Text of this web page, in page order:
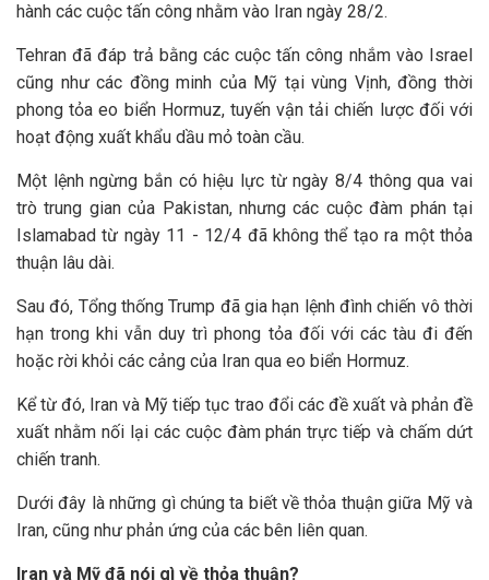
hành các cuộc tấn công nhằm vào Iran ngày 28/2.
Tehran đã đáp trả bằng các cuộc tấn công nhắm vào Israel
cũng như các đồng minh của Mỹ tại vùng Vịnh, đồng thời
phong tỏa eo biển Hormuz, tuyến vận tải chiến lược đối với
hoạt động xuất khẩu dầu mỏ toàn cầu.
Một lệnh ngừng bắn có hiệu lực từ ngày 8/4 thông qua vai
trò trung gian của Pakistan, nhưng các cuộc đàm phán tại
Islamabad từ ngày 11 - 12/4 đã không thể tạo ra một thỏa
thuận lâu dài.
Sau đó, Tổng thống Trump đã gia hạn lệnh đình chiến vô thời
hạn trong khi vẫn duy trì phong tỏa đối với các tàu đi đến
hoặc rời khỏi các cảng của Iran qua eo biển Hormuz.
Kể từ đó, Iran và Mỹ tiếp tục trao đổi các đề xuất và phản đề
xuất nhằm nối lại các cuộc đàm phán trực tiếp và chấm dứt
chiến tranh.
Dưới đây là những gì chúng ta biết về thỏa thuận giữa Mỹ và
Iran, cũng như phản ứng của các bên liên quan.
Iran và Mỹ đã nói gì về thỏa thuận?